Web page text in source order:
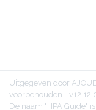
Uitgegeven door
voorbehouden -
De naam "HPA Guide"